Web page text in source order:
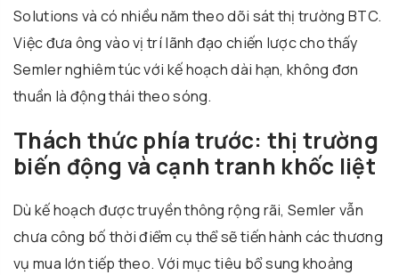
Solutions và có nhiều năm theo dõi sát thị trường BTC.
Việc đưa ông vào vị trí lãnh đạo chiến lược cho thấy
Semler nghiêm túc với kế hoạch dài hạn, không đơn
thuần là động thái theo sóng.
Thách thức phía trước: thị trường
biến động và cạnh tranh khốc liệt
Dù kế hoạch được truyền thông rộng rãi, Semler vẫn
chưa công bố thời điểm cụ thể sẽ tiến hành các thương
vụ mua lớn tiếp theo. Với mục tiêu bổ sung khoảng